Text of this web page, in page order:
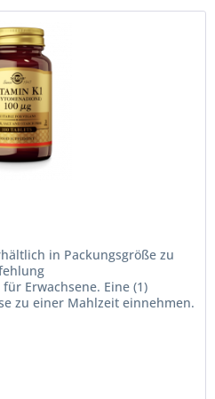
in Packungsgröße zu
Erwachsene. Eine (1)
zu einer Mahlzeit einnehmen.